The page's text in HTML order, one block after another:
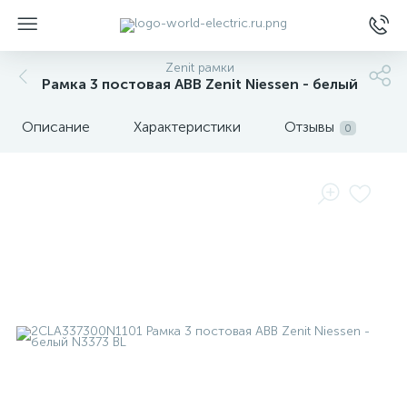
Zenit рамки
Рамка 3 постовая ABB Zenit Niessen - белый
Описание Характеристики Отзывы 0